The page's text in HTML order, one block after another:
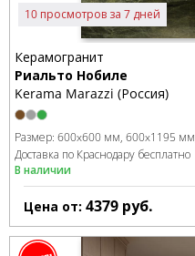
10 просмотров за 7 дней
Керамогранит
Риальто Нобиле
Kerama Marazzi (Россия)
Размер: 600x600 мм 600x1195 мм
Доставка по Краснодару бесплатно
В наличии
Цена от: 4379 руб.